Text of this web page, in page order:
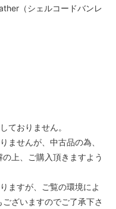
（シェルコードバンレ
ておりません。
ませんが、中古品の為、
上、ご購入頂きますよう
ますが、ご覧の環境によ
ざいますのでご了承下さ